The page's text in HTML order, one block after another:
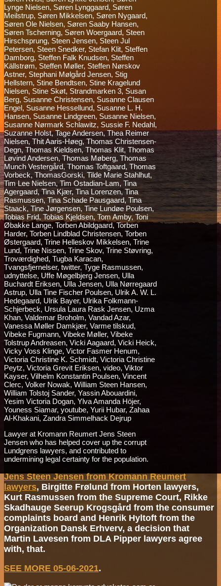
Lawyer at Kromann Reumert Jens Steen
Jensen who has helped cover up the corrupt
Lundgrens lawyers, and contributed to
undermining legal certainty for the population.
Jens Steen Jensen from Kromann Reumert
lawyers, Birgitte Frølund from Horten lawyers,
Kurt Rasmussen from the Supreme Court, Rikke
Skadhauge Seerup Krogsgård from the consumer
complaints board and Henrik Hyltoft from the
Organization Dansk Erhverv, a decision that
Martin Lavesen from DLA Pipper lawyers agree
with, that.
SEE MORE 05-06-2021.